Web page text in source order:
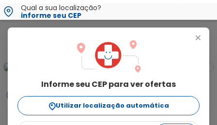
Qual a sua localização?
informe seu CEP
+
Informe seu CEP para ver ofertas
Utilizar localização automática
Cadeiras de Banho Bastões e
Informações
A órtese comfort air longa é para imobilização e